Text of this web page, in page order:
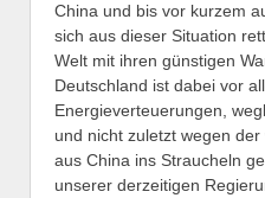
China und bis vor kurzem
sich aus dieser Situation
Welt mit ihren günstigen
Deutschland ist dabei vor
Energieverteuerungen,
und nicht zuletzt wegen
aus China ins Straucheln
unserer derzeitigen